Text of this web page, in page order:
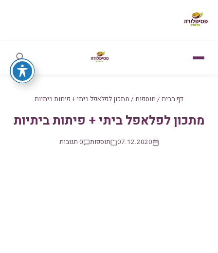
דף הבית / תוספות / מתכון לפלאפל ביתי + פיתות ביתיות
מתכון לפלאפל ביתי + פיתות ביתיות
07.12.2020 תוספות 0 תגובות